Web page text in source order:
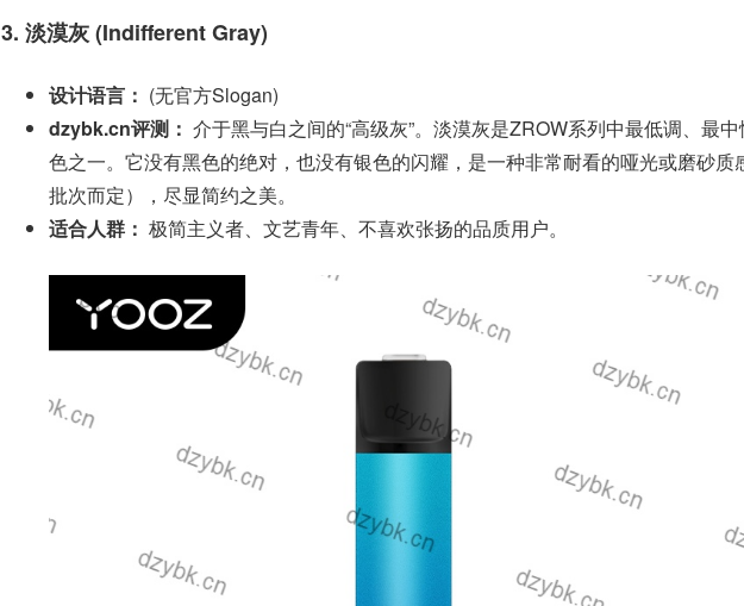
3. 淡漠灰 (Indifferent Gray)
设计语言： (无官方Slogan)
dzybk.cn评测： 介于黑与白之间的“高级灰”。淡漠灰是ZROW系列中最低调、最
色之一。它没有黑色的绝对，也没有银色的闪耀，是一种非常耐看的哑光或磨砂质
批次而定），尽显简约之美。
适合人群： 极简主义者、文艺青年、不喜欢张扬的品质用户。